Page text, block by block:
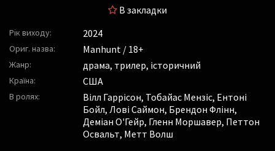
В закладки
Рік виходу: 2024
Ориг. назва: Manhunt / 18+
Жанр: драма, трилер, історичний
Країна: США
В ролях: Вілл Гаррісон, Тобайас Мензіс, Ентоні
Бойл, Лові Саймон, Брендон Флінн,
Деміан О'Гейр, Гленн Моршавер, Петтон
Освальт, Метт Волш